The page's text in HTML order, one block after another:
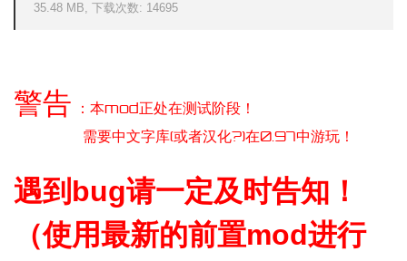
35.48 MB, 下载次数: 14695
警告 ：本mod正处在测试阶段！
需要中文字库(或者汉化?)在0.97中游玩！
遇到bug请一定及时告知！
（使用最新的前置mod进行